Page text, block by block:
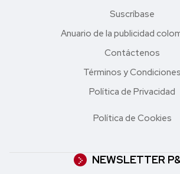
Suscríbase
Anuario de la publicidad
Contáctenos
Términos y Condiciones
Política de Privacidad
Política de Cookies
NEWSLETTER